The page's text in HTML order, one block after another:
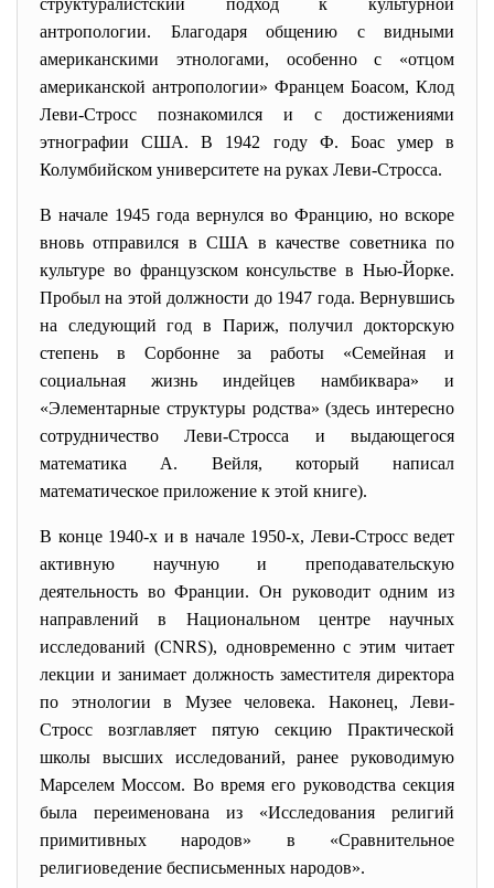
структуралистский подход к культурной
антропологии. Благодаря общению с видными
американскими этнологами, особенно с «отцом
американской антропологии» Францем Боасом, Клод
Леви-Стросс познакомился и с достижениями
этнографии США. В 1942 году Ф. Боас умер в
Колумбийском университете на руках Леви-Стросса.
В начале 1945 года вернулся во Францию, но вскоре
вновь отправился в США в качестве советника по
культуре во французском консульстве в Нью-Йорке.
Пробыл на этой должности до 1947 года. Вернувшись
на следующий год в Париж, получил докторскую
степень в Сорбонне за работы «Семейная и
социальная жизнь индейцев намбиквара» и
«Элементарные структуры родства» (здесь интересно
сотрудничество Леви-Стросса и выдающегося
математика А. Вейля, который написал
математическое приложение к этой книге).
В конце 1940-х и в начале 1950-х, Леви-Стросс ведет
активную научную и преподавательскую
деятельность во Франции. Он руководит одним из
направлений в Национальном центре научных
исследований (CNRS), одновременно с этим читает
лекции и занимает должность заместителя директора
по этнологии в Музее человека. Наконец, Леви-
Стросс возглавляет пятую секцию Практической
школы высших исследований, ранее руководимую
Марселем Моссом. Во время его руководства секция
была переименована из «Исследования религий
примитивных народов» в «Сравнительное
религиоведение бесписьменных народов».